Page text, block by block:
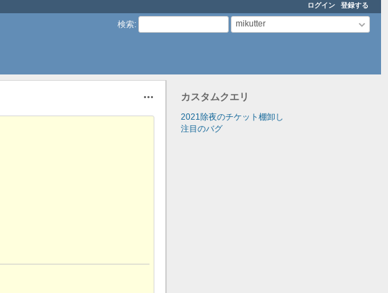
ログイン 登録する
検索: mikutter
カスタムクエリ
2021除夜のチケット棚卸し
注目のバグ